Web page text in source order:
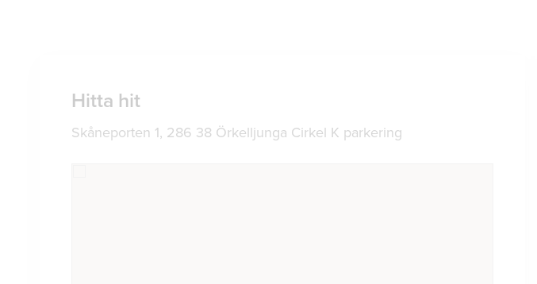
Hitta hit
Skåneporten 1, 286 38 Örkelljunga Cirkel K parkering